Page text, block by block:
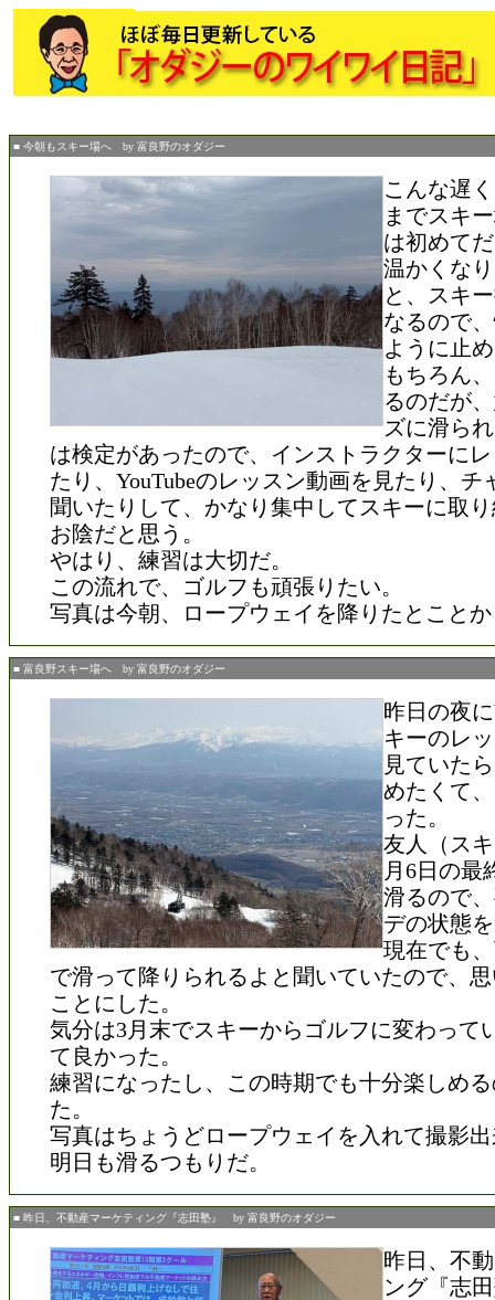
■ 今朝もスキー場へ by 富良野のオダジー
こんな遅
までスキ
は初めて
温かくな
と、スキ
なるので
ように止
もちろん
るのだが
ズに滑ら
は検定があったので、インストラクターに
たり、YouTubeのレッスン動画を見たり、チ
聞いたりして、かなり集中してスキーに取
お陰だと思う。
やはり、練習は大切だ。
この流れで、ゴルフも頑張りたい。
写真は今朝、ロープウェイを降りたとこと
■ 富良野スキー場へ by 富良野のオダジー
昨日の夜
キーのレ
見ていた
めたくて
った。
友人（ス
月6日の最
滑るので
デの状態
現在でも
で滑って降りられるよと聞いていたので、
ことにした。
気分は3月末でスキーからゴルフに変わって
て良かった。
練習になったし、この時期でも十分楽しめ
た。
写真はちょうどロープウェイを入れて撮影
明日も滑るつもりだ。
■ 昨日、不動産マーケティング『志田塾』 by 富良野のオダジー
昨日、不
ング『志